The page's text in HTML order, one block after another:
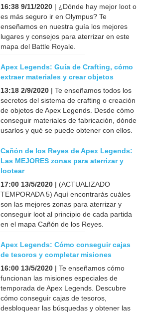
16:38 9/11/2020 | ¿Dónde hay mejor loot o
es más seguro ir en Olympus? Te
enseñamos en nuestra guía los mejores
lugares y consejos para aterrizar en este
mapa del Battle Royale.
Apex Legends: Guía de Crafting, cómo
extraer materiales y crear objetos
13:18 2/9/2020 | Te enseñamos todos los
secretos del sistema de crafting o creación
de objetos de Apex Legends. Desde cómo
conseguir materiales de fabricación, dónde
usarlos y qué se puede obtener con ellos.
Cañón de los Reyes de Apex Legends:
Las MEJORES zonas para aterrizar y
lootear
17:00 13/5/2020 | (ACTUALIZADO
TEMPORADA 5) Aquí encontrarás cuáles
son las mejores zonas para aterrizar y
conseguir loot al principio de cada partida
en el mapa Cañón de los Reyes.
Apex Legends: Cómo conseguir cajas
de tesoros y completar misiones
16:00 13/5/2020 | Te enseñamos cómo
funcionan las misiones especiales de
temporada de Apex Legends. Descubre
cómo conseguir cajas de tesoros,
desbloquear las búsquedas y obtener las